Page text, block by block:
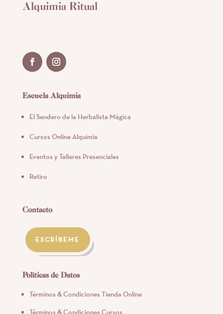
Alquimia Ritual
Escuela Alquimia
El Sendero de la Herbalista Mágica
Cursos Online Alquimia
Eventos y Talleres Presenciales
Retiro
Contacto
ESCRÍBEME
Políticas de Datos
Términos & Condiciones Tienda Online
Términos & Condiciones Cursos